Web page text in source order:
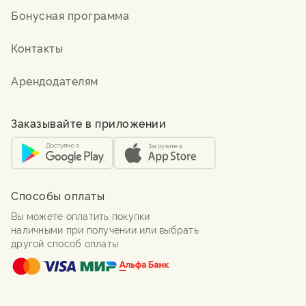
Бонусная программа
Контакты
Арендодателям
Заказывайте в приложении
Способы оплаты
Вы можете оплатить покупки
наличными при получении или выбрать
другой способ оплаты